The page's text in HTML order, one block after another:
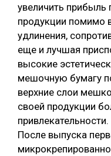
увеличить прибыль
продукции помимо
удлинения,
еще и лучшая
высокие
мешочную бумагу
верхние слои
своей продукции
привлекательности.
После выпуска